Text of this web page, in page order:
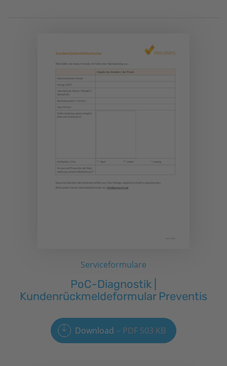
Serviceformulare
PoC-Diagnostik |
Kundenrückmeldeformular Preventis
Download PDF 503 KB